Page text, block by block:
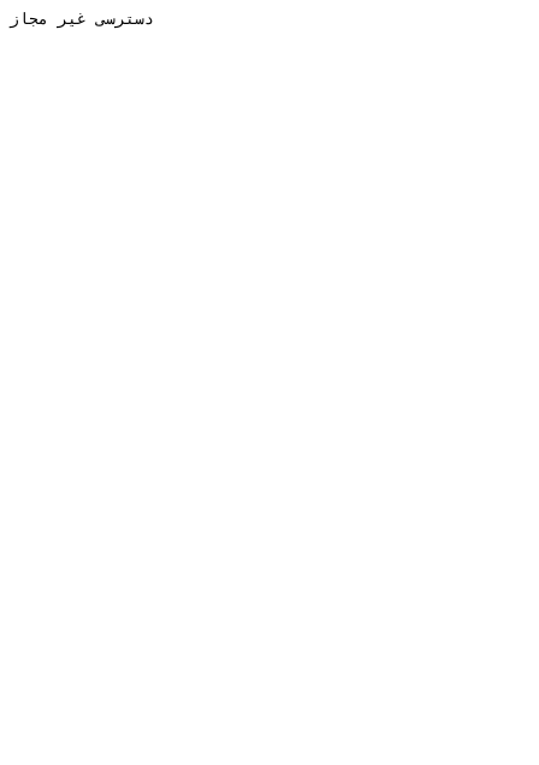
دسترسی غیر مجاز